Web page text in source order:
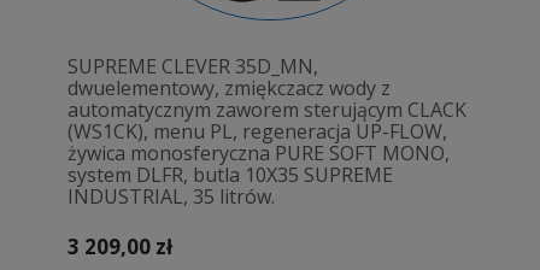
SUPREME CLEVER 35D_MN,
dwuelementowy, zmiękczacz wody z
automatycznym zaworem sterującym CLACK
(WS1CK), menu PL, regeneracja UP-FLOW,
żywica monosferyczna PURE SOFT MONO,
system DLFR, butla 10X35 SUPREME
INDUSTRIAL, 35 litrów.
3 209,00 zł